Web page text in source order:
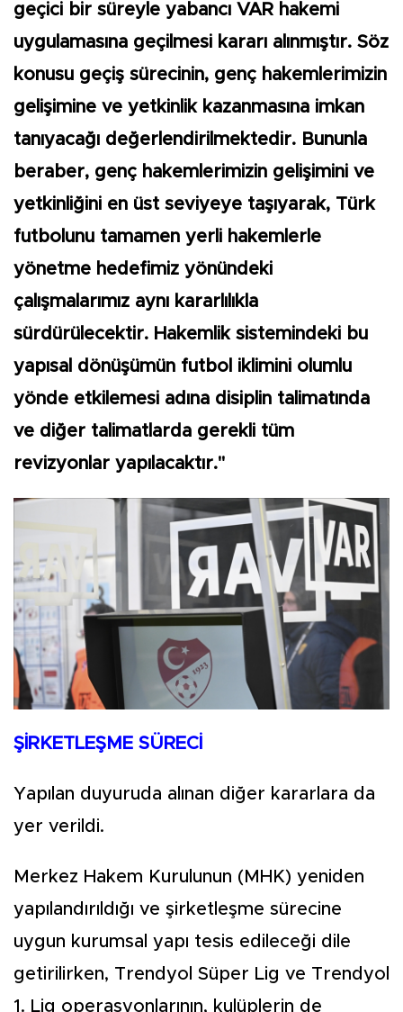
geçici bir süreyle yabancı VAR hakemi
uygulamasına geçilmesi kararı alınmıştır. Söz
konusu geçiş sürecinin, genç hakemlerimizin
gelişimine ve yetkinlik kazanmasına imkan
tanıyacağı değerlendirilmektedir. Bununla
beraber, genç hakemlerimizin gelişimini ve
yetkinliğini en üst seviyeye taşıyarak, Türk
futbolunu tamamen yerli hakemlerle
yönetme hedefimiz yönündeki
çalışmalarımız aynı kararlılıkla
sürdürülecektir. Hakemlik sistemindeki bu
yapısal dönüşümün futbol iklimini olumlu
yönde etkilemesi adına disiplin talimatında
ve diğer talimatlarda gerekli tüm
revizyonlar yapılacaktır."
ŞİRKETLEŞME SÜRECİ
Yapılan duyuruda alınan diğer kararlara da
yer verildi.
Merkez Hakem Kurulunun (MHK) yeniden
yapılandırıldığı ve şirketleşme sürecine
uygun kurumsal yapı tesis edileceği dile
getirilirken, Trendyol Süper Lig ve Trendyol
1. Lig operasyonlarının, kulüplerin de